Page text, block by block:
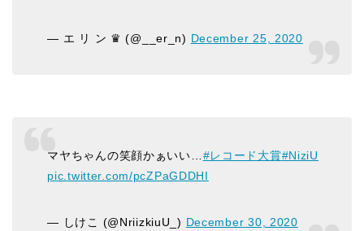
— エ リ ン ♛︎ (@__er_n) December 25, 2020
マヤちゃんの笑顔かぁいい… #レコード大賞#NiziU
pic.twitter.com/pcZPaGDDHI
— しけこ (@NriizkiuU_) December 30, 2020